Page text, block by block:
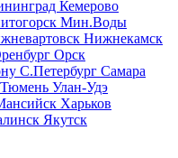
Кемерово
Мин.Воды
Нижнекамск
Орск
С.Петербург Самара
Тюмень Улан-Удэ
Харьков
Якутск